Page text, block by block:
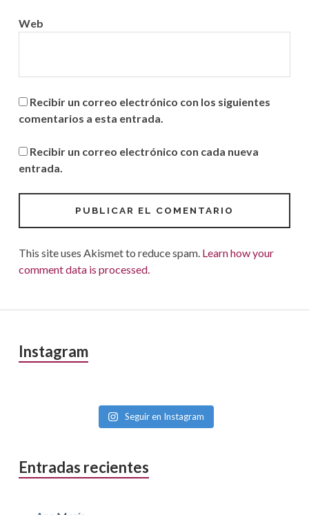
Web
Recibir un correo electrónico con los siguientes
comentarios a esta entrada.
Recibir un correo electrónico con cada nueva
entrada.
This site uses Akismet to reduce spam. Learn how your
comment data is processed.
Barra
Instagram
Seguir en Instagram
Entradas recientes